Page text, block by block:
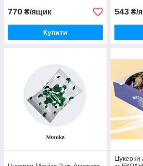
770 ₴/ящик
Купити
543 ₴/
Цукерки